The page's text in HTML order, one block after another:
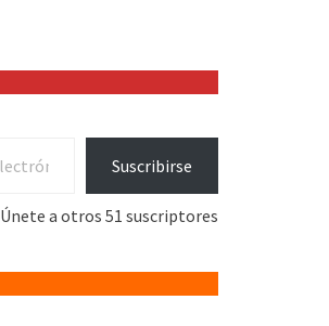
Suscribirse
Únete a otros 51 suscriptores